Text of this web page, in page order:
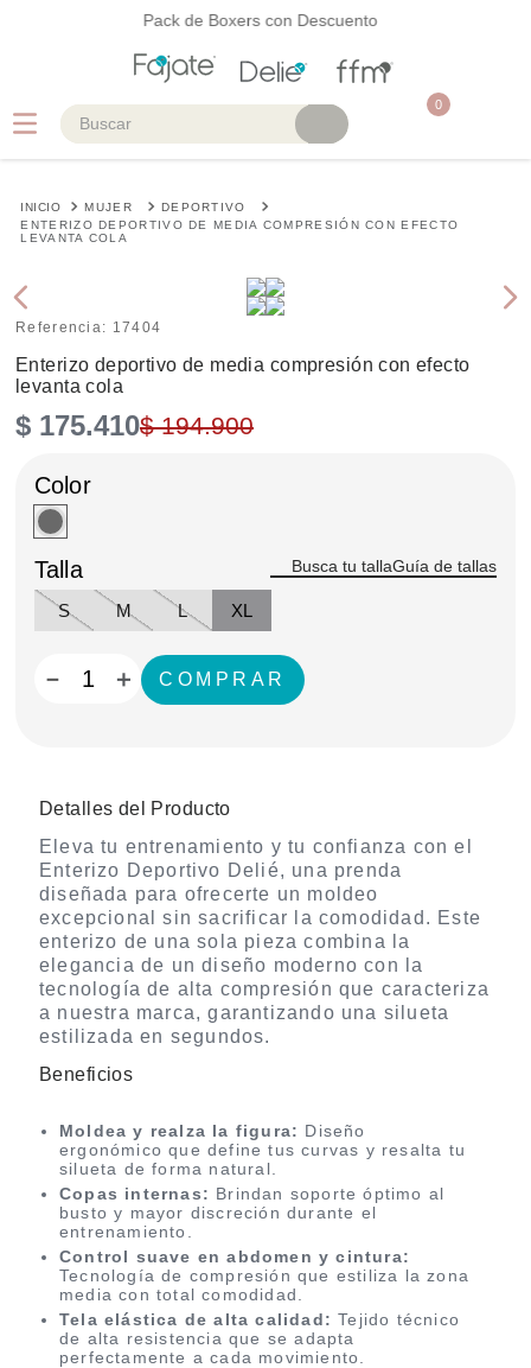
Pack de Boxers con Descuento
Buscar 0
MUJER
DEPORTIVO
ENTERIZO DEPORTIVO DE MEDIA COMPRESIÓN CON EFECTO
LEVANTA COLA
Referencia: 17404
Enterizo deportivo de media compresión con efecto
levanta cola
$ 175.410$ 194.900
Talla
S M L XL
Guía de tallas
＋
－
Detalles del Producto
Eleva tu entrenamiento y tu confianza con el
Enterizo Deportivo Delié, una prenda
diseñada para ofrecerte un moldeo
excepcional sin sacrificar la comodidad. Este
enterizo de una sola pieza combina la
elegancia de un diseño moderno con la
tecnología de alta compresión que caracteriza
a nuestra marca, garantizando una silueta
estilizada en segundos.
Beneficios
Moldea y realza la figura: Diseño
ergonómico que define tus curvas y resalta tu
silueta de forma natural.
Copas internas: Brindan soporte óptimo al
busto y mayor discreción durante el
entrenamiento.
Control suave en abdomen y cintura:
Tecnología de compresión que estiliza la zona
media con total comodidad.
Tela elástica de alta calidad: Tejido técnico
de alta resistencia que se adapta
perfectamente a cada movimiento.
1. faja
5.